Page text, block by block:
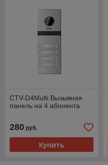
CTV-D4Multi Вызывная
панель на 4 абонента
280 руб.
Купить